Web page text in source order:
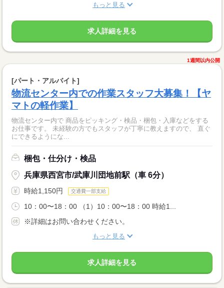
もっと見る
求人詳細を見る
1週間以内公開
[パート・アルバイト]
物流センター内での作業スタッフ大募集！【ヤ
マトの軽作業】
物流センター内で 商品をピッキング・検品・梱包・入庫などをする
お仕事です。 未経験の方でもスタッフが丁寧に教えますので、 直ぐ
にできるようにな...
梱包・仕分け・検品
兵庫県西宮市/武庫川団地前駅（車 6分）
時給1,150円 交通費一部支給
10：00〜18：00 （1）10：00〜18：00 時給1...
※詳細はお問い合わせください。
もっと見る
求人詳細を見る